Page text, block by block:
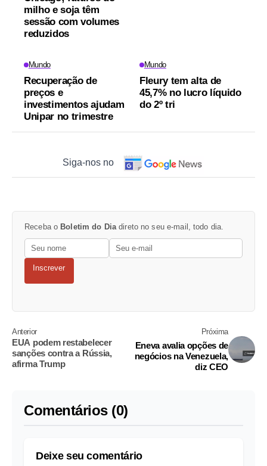
milho e soja têm
sessão com volumes
reduzidos
Mundo
Recuperação de
preços e
investimentos ajudam
Unipar no trimestre
Mundo
Fleury tem alta de
45,7% no lucro líquido
do 2º tri
Siga-nos no
Receba o Boletim do Dia direto no seu e-mail, todo dia.
Inscrever
Anterior
EUA podem restabelecer
sanções contra a Rússia,
afirma Trump
Próxima
Eneva avalia opções de
negócios na Venezuela,
diz CEO
Comentários (0)
Deixe seu comentário